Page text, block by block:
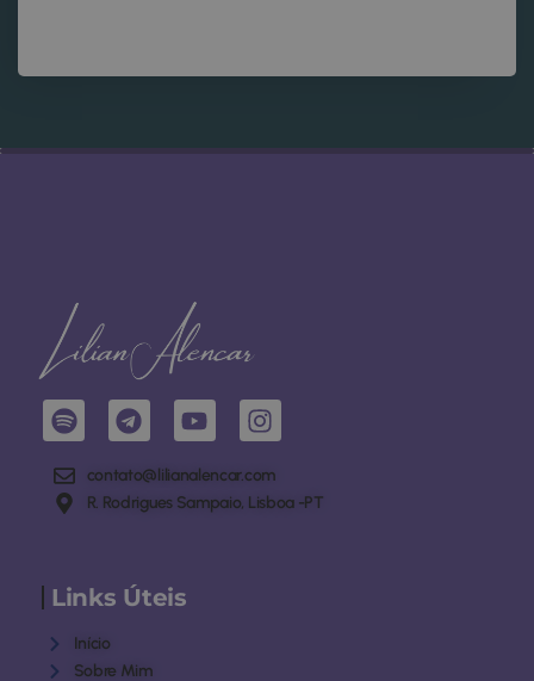
contato@lilianalencar.com
R. Rodrigues Sampaio, Lisboa -PT
Links Úteis
Início
Sobre Mim